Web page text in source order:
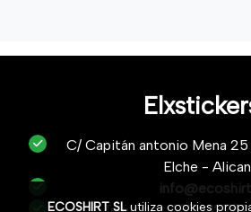
C/ Capitán antonio Mena 25
Elche -
ECOSHIRT SLutiliza cookies